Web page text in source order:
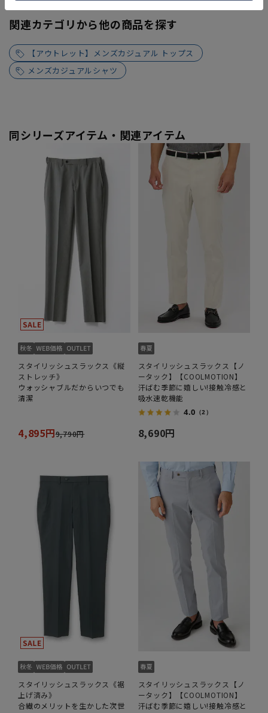
関連カテゴリから他の商品を探す
【アウトレット】メンズカジュアル トップス
メンズカジュアルシャツ
同シリーズアイテム・関連アイテム
スタイリッシュスラックス《縦
ストレッチ》
ウォッシャブルだからいつでも
清潔
4,895円9,790円
スタイリッシュスラックス【ノ
ータック】【COOLMOTION】
汗ばむ季節に嬉しい!接触冷感と
吸水速乾機能
4.0 （2）
8,690円
スタイリッシュスラックス《裾
上げ済み》
合繊のメリットを生かした次世
スタイリッシュスラックス【ノ
ータック】【COOLMOTION】
汗ばむ季節に嬉しい!接触冷感と